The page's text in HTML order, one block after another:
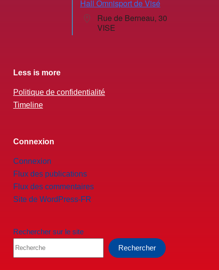
Hall Omnisport de Visé
Rue de Berneau, 30
VISE
Less is more
Politique de confidentialité
Timeline
Connexion
Connexion
Flux des publications
Flux des commentaires
Site de WordPress-FR
Rechercher sur le site
Rechercher